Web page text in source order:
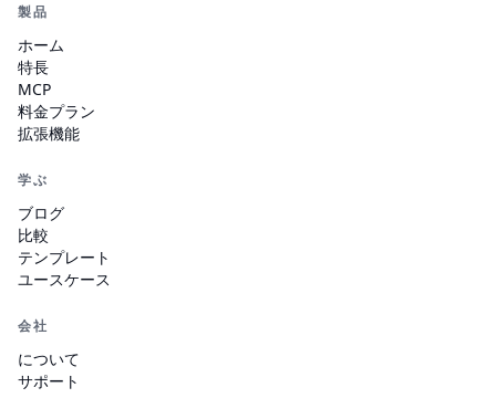
製品
ホーム
特長
MCP
料金プラン
拡張機能
学ぶ
ブログ
比較
テンプレート
ユースケース
会社
について
サポート